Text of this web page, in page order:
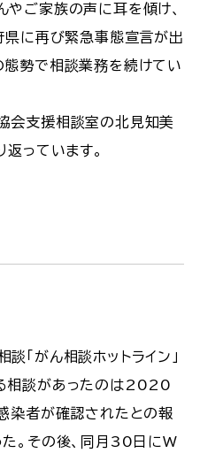
ご家族の声に耳を傾け、
県に再び緊急事態宣言が出
態勢で相談業務を続けてい
会支援相談室の北見知美
っています。
「がん相談ホットライン」
相談があったのは2020
染者が確認されたとの報
。その後、同月30日にW